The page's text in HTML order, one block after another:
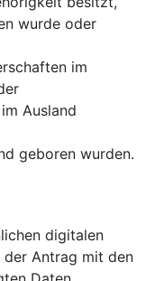
wurde oder
im
Ausland
geboren wurden.
digitalen
der Antrag mit den